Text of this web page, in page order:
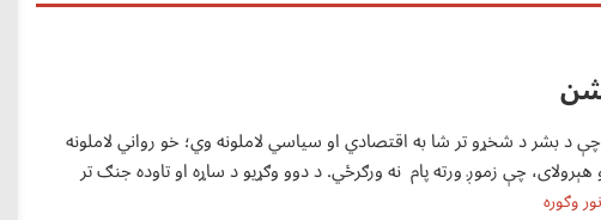
د بشر د شخړو تر شا به اقتصادي او سياسي لاملونه وي؛ خو رواني لاملونه
چې زموږ ورته پام نه ورګرځي. د دوو وګړيو د ساړه او تاوده جنګ تر
نور وګوره